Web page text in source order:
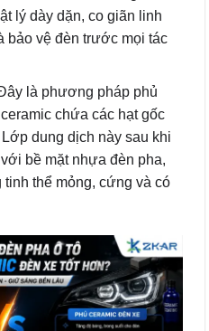
lý dày dặn, co giãn linh
bảo vệ đèn trước mọi tác
là phương pháp phủ
chứa các hạt gốc
dung dịch này sau khi
bề mặt nhựa đèn pha,
thể mỏng, cứng và có